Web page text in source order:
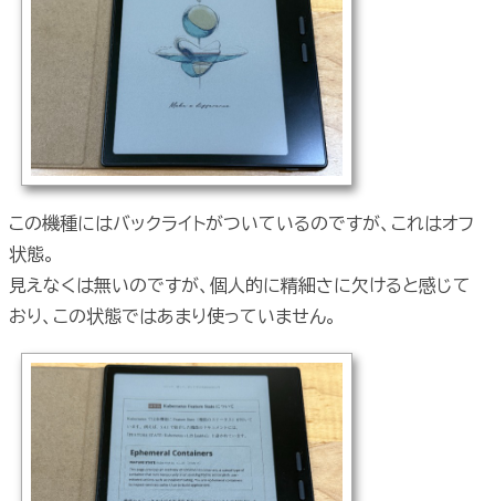
この機種にはバックライトがついているのですが、これはオフ
状態。
見えなくは無いのですが、個人的に精細さに欠けると感じて
おり、この状態ではあまり使っていません。